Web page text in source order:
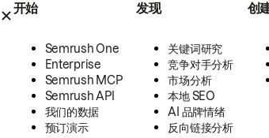
开始
Semrush One
Enterprise
Semrush MCP
Semrush API
我们的数据
预订演示
发现
关键词研究
竞争对手分析
市场分析
本地 SEO
AI 品牌情绪
反向链接分析
创